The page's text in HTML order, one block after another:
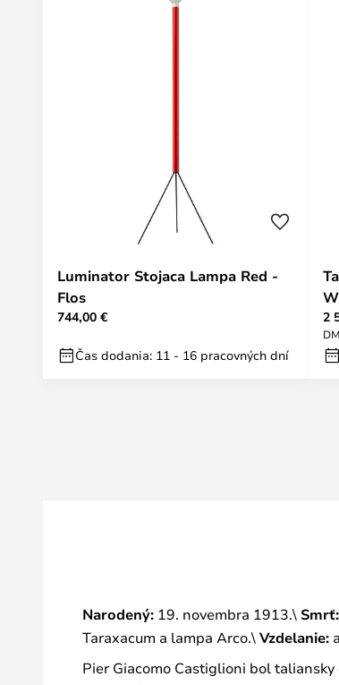
Luminator Stojaca Lampa Red -
Flos
744,00 €
Čas dodania: 11 - 16 pracovných dní
2
Narodený: 19. novembra 1913.\ Smrť:
Taraxacum a lampa Arco.\Vzdelanie:
Pier Giacomo Castiglioni bol